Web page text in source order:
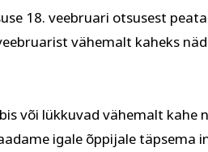
18. veebruari otsusest
vähemalt kaheks
või lükkuvad vähemalt kahe
igale õppijale täpsema